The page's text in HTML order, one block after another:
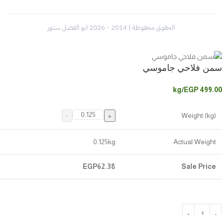
الحقوق محفوظة | 2014 - 2026 ابو الفضل ستور
سمن فلاحي جاموسي
EGP 499.00
/kg
Weight (kg)
Actual Weight
0.125kg
Sale Price
EGP62.38